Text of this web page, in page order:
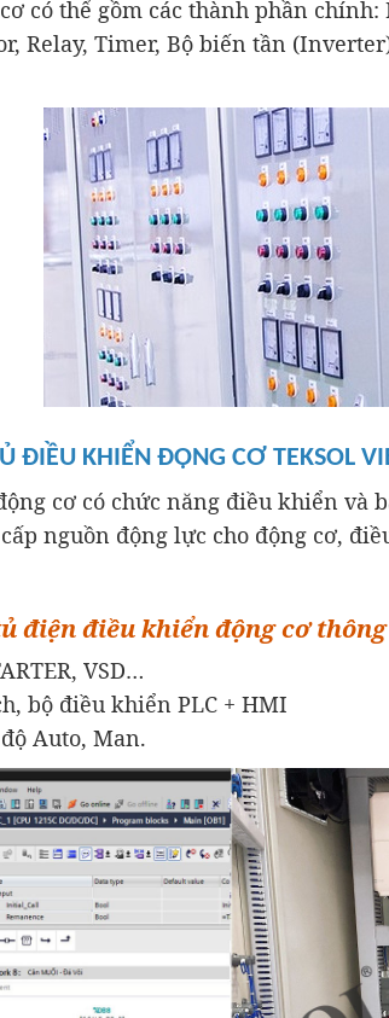
có thể gồm các thành phần
Relay, Timer, Bộ biến tần
ĐIỀU KHIỂN ĐỘNG CƠ TEKSOL
cơ có chức năng điều khiển và
nguồn động lực cho động cơ,
điện điều khiển động cơ
VSD…
bộ điều khiển PLC + HMI
Auto, Man.